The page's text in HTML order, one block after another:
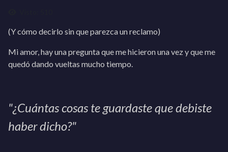
(Y cómo decirlo sin que parezca un reclamo)
Mi amor, hay una pregunta que me hicieron una vez y que me
quedó dando vueltas mucho tiempo.
"¿Cuántas cosas te guardaste que debiste
haber dicho?"